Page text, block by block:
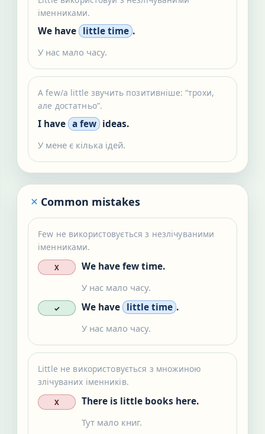
іменниками.
We have little time .
У нас мало часу.
A few/a little звучить позитивніше: “трохи,
але достатньо”.
I have a few ideas.
У мене є кілька ідей.
Common mistakes
Few не використовується з незлічуваними
іменниками.
X We have few time.
У нас мало часу.
✓ We have little time .
У нас мало часу.
Little не використовується з множиною
злічуваних іменників.
X There is little books here.
Тут мало книг.